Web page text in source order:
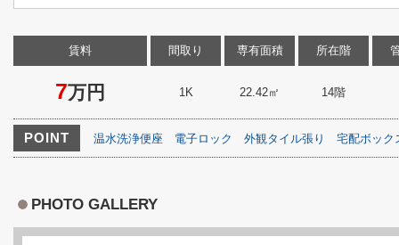
賃料
7万円
間取り
1K
専有面積
22.42㎡
所在階
14階
POINT 温水洗浄便座 電子ロック 外観タイル張り 宅配ボック
PHOTO GALLERY